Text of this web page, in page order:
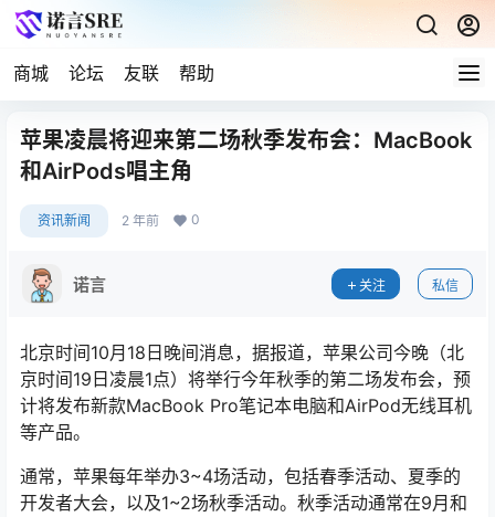
商城 论坛 友联 帮助
苹果凌晨将迎来第二场秋季发布会：MacBook
和AirPods唱主角
资讯新闻 2 年前 0
诺言 关注 私信
北京时间10月18日晚间消息，据报道，苹果公司今晚（北
京时间19日凌晨1点）将举行今年秋季的第二场发布会，预
计将发布新款MacBook Pro笔记本电脑和AirPod无线耳机
等产品。
通常，苹果每年举办3~4场活动，包括春季活动、夏季的
开发者大会，以及1~2场秋季活动。秋季活动通常在9月和